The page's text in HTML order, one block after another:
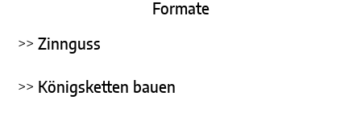
Formate
>> Zinnguss
>> Königsketten bauen